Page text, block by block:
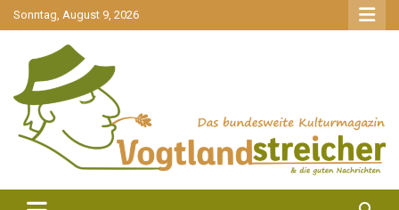
gehe
zum
Sonntag, August 9, 2026
Vogtlandstreicher